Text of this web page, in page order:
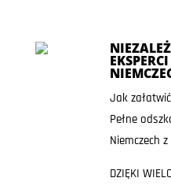
Jak
Pełne
Niemczech
DZIĘKI